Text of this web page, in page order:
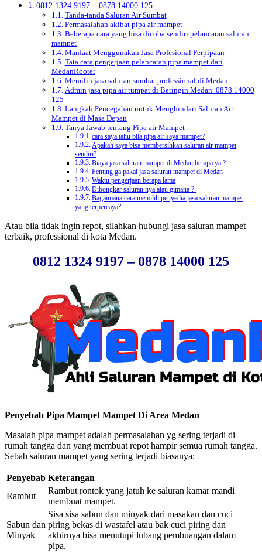
0812 1324 9197 – 0878 14000 125
Tanda-tanda Saluran Air Sumbat
Permasalahan akibat pipa air mampet
Beberapa cara yang bisa dicoba sendiri pelancaran saluran
mampet
Manfaat Menggunakan Jasa Profesional Perpipaan
Tata cara pengerjaan pelancaran pipa mampet dari
MedanRooter
Memilih jasa saluran sumbat professional di Medan
Admin jasa pipa air tumpat di Beringin Medan 0878 14000
125
Langkah Pencegahan untuk Menghindari Saluran Air
Mampet di Masa Depan
Tanya Jawab tentang Pipa air Mampet
cara saya tahu bila pipa air saya mampet?
Apakah saya bisa membersihkan saluran air mampet
sendiri?
Biaya jasa saluran mampet di Medan berapa ya ?
Penting ga pakai jasa saluran mampet di Medan
Waktu pengerjaan berapa lama
Dibongkar saluran nya atau gimana ?.
Bagaimana cara memilih penyedia jasa saluran mampet
yang terpercaya?
Atau bila tidak ingin repot, silahkan hubungi jasa saluran mampet
terbaik, professional di kota Medan.
0812 1324 9197 – 0878 14000 125
Penyebab Pipa Mampet Mampet Di Area Medan
Masalah pipa mampet adalah permasalahan yg sering terjadi di
rumah tangga dan yang membuat repot hampir semua rumah tangga.
Sebab saluran mampet yang sering terjadi biasanya:
Penyebab Keterangan
Rambut
Rambut rontok yang jatuh ke saluran kamar mandi
membuat mampet.
Sabun dan
Minyak
Sisa sisa sabun dan minyak dari masakan dan cuci
piring bekas di wastafel atau bak cuci piring dan
akhirnya bisa menutupi lubang pembuangan dalam
pipa.